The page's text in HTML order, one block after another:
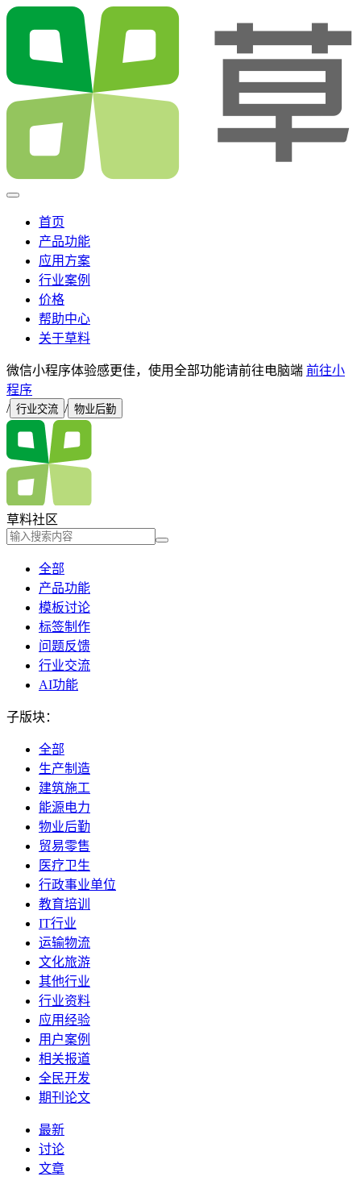
首页
产品功能
应用方案
行业案例
价格
帮助中心
关于草料
微信小程序体验感更佳，使用全部功能请前往电脑端 前往小
程序
/ 行业交流 / 物业后勤
草料社区
全部
产品功能
模板讨论
标签制作
问题反馈
行业交流
AI功能
子版块：
全部
生产制造
建筑施工
能源电力
物业后勤
贸易零售
医疗卫生
行政事业单位
教育培训
IT行业
运输物流
文化旅游
其他行业
行业资料
应用经验
用户案例
相关报道
全民开发
期刊论文
最新
讨论
文章